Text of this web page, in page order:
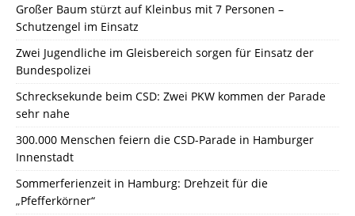
Großer Baum stürzt auf Kleinbus mit 7 Personen –
Schutzengel im Einsatz
Zwei Jugendliche im Gleisbereich sorgen für Einsatz der
Bundespolizei
Schrecksekunde beim CSD: Zwei PKW kommen der Parade
sehr nahe
300.000 Menschen feiern die CSD-Parade in Hamburger
Innenstadt
Sommerferienzeit in Hamburg: Drehzeit für die
„Pfefferkörner“